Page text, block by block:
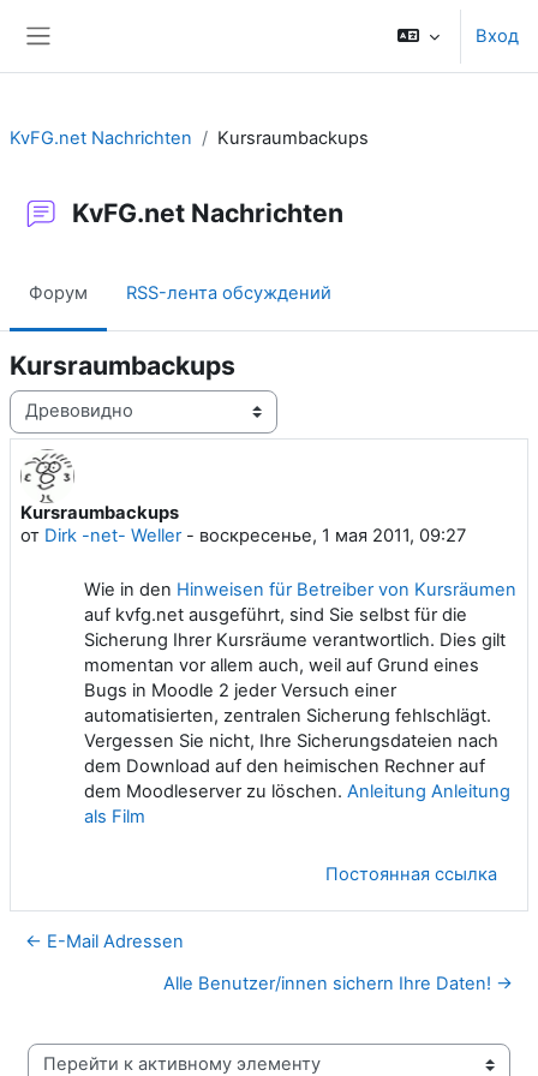
Вход
KvFG.net Nachrichten Kursraumbackups
KvFG.net Nachrichten
Форум RSS-лента обсуждений
Kursraumbackups
Режим отображения
Kursraumbackups
от Dirk -net- Weller- воскресенье, 1 мая 2011, 09:27
Количество ответов: 0
Wie in den Hinweisen für Betreiber von Kursräumen
auf kvfg.net ausgeführt, sind Sie selbst für die
Sicherung Ihrer Kursräume verantwortlich. Dies gilt
momentan vor allem auch, weil auf Grund eines
Bugs in Moodle 2 jeder Versuch einer
automatisierten, zentralen Sicherung fehlschlägt.
Vergessen Sie nicht, Ihre Sicherungsdateien nach
dem Download auf den heimischen Rechner auf
dem Moodleserver zu löschen. Anleitung Anleitung
als Film
Постоянная ссылка
← E-Mail Adressen
Alle Benutzer/innen sichern Ihre Daten! →